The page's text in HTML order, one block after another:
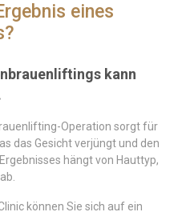
eines
kann
Operation sorgt für
das Gesicht verjüngt und den
hängt von Hauttyp,
können Sie sich auf ein